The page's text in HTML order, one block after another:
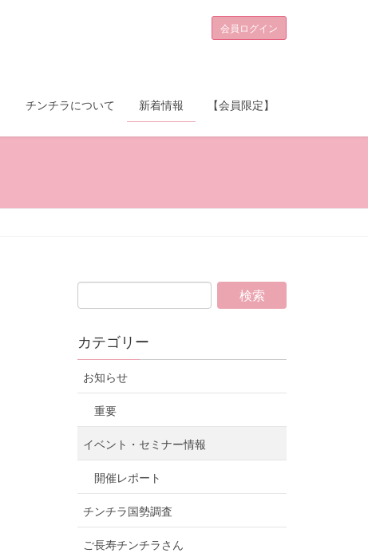
会員ログイン
チンチラについて 新着情報 【会員限定】
カテゴリー
お知らせ
重要
イベント・セミナー情報
開催レポート
チンチラ国勢調査
ご長寿チンチラさん